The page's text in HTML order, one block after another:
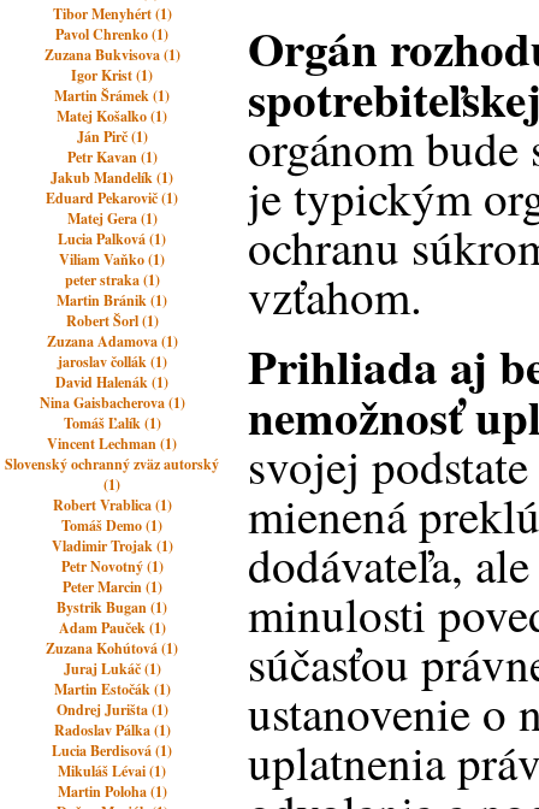
Tibor Menyhért (1)
Pavol Chrenko (1)
Zuzana Bukvisova (1)
Igor Krist (1)
Martin Šrámek (1)
Matej Košalko (1)
Ján Pirč (1)
Petr Kavan (1)
Jakub Mandelík (1)
Eduard Pekarovič (1)
Matej Gera (1)
Lucia Palková (1)
Viliam Vaňko (1)
peter straka (1)
Martin Bránik (1)
Robert Šorl (1)
Zuzana Adamova (1)
jaroslav čollák (1)
David Halenák (1)
Nina Gaisbacherova (1)
Tomáš Ľalík (1)
Vincent Lechman (1)
Slovenský ochranný zväz autorský
(1)
Robert Vrablica (1)
Tomáš Demo (1)
Vladimir Trojak (1)
Petr Novotný (1)
Peter Marcin (1)
Bystrik Bugan (1)
Adam Pauček (1)
Zuzana Kohútová (1)
Juraj Lukáč (1)
Martin Estočák (1)
Ondrej Jurišta (1)
Radoslav Pálka (1)
Lucia Berdisová (1)
Mikuláš Lévai (1)
Martin Poloha (1)
Orgán
orgánom
je typickým
ochranu
vzťahom.
Prihliada aj
nemožnosť
svojej
mienená
dodávateľa,
minulosti
súčasťou
ustanovenie o
uplatnenia